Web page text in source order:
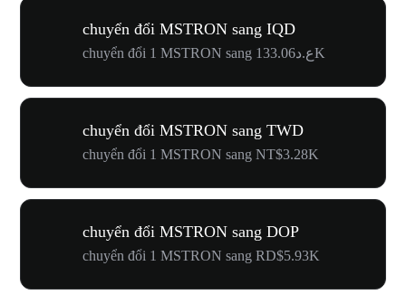
chuyển đổi MSTRON sang IQD
chuyển đổi 1 MSTRON sang ع.د133.06K
chuyển đổi MSTRON sang TWD
chuyển đổi 1 MSTRON sang NT$3.28K
chuyển đổi MSTRON sang DOP
chuyển đổi 1 MSTRON sang RD$5.93K